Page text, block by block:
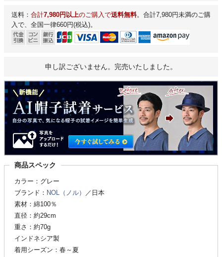
送料： 合計7,980円以上のご購入で送料無料。合計7,980円未満のご購
入で、全国一律660円(税込)。
申し訳ございません。完売いたしました。
商品スペック
カラー：グレー
ブランド： NOL（ノル）
／日本
素材：綿100％
直径：約29cm
重さ：約70g
インドネシア製
着用シーズン：春～夏